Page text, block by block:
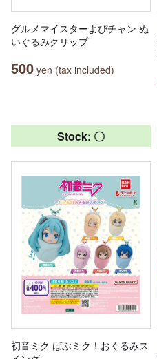
グルメマイスターよぴチャン ぬ
いぐるみクリップ
500 yen (tax included)
Stock: 〇
初音ミク ばぶミク！おくるみス